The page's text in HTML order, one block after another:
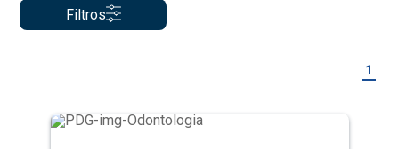
Filtros
1